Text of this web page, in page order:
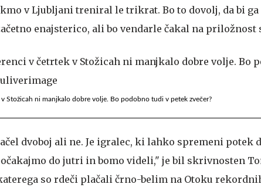
v Ljubljani treniral le trikrat. Bo to dovolj, da bi
enajsterico, ali bo vendarle čakal na priložnost
Stožicah ni manjkalo dobre volje. Bo podobno tudi v petek zvečer?
dvoboj ali ne. Je igralec, ki lahko spremeni potek
do jutri in bomo videli," je bil skrivnosten
so rdeči plačali črno-belim na Otoku